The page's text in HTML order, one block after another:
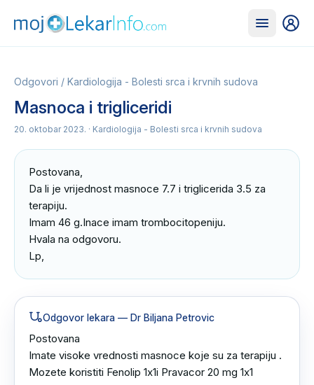
Odgovori / Kardiologija - Bolesti srca i krvnih sudova
Masnoca i trigliceridi
20. oktobar 2023. · Kardiologija - Bolesti srca i krvnih sudova
Postovana,
Da li je vrijednost masnoce 7.7 i triglicerida 3.5 za
terapiju.
Imam 46 g.Inace imam trombocitopeniju.
Hvala na odgovoru.
Lp,
Odgovor lekara — Dr Biljana Petrovic
Postovana
Imate visoke vrednosti masnoce koje su za terapiju .
Mozete koristiti Fenolip 1x1i Pravacor 20 mg 1x1